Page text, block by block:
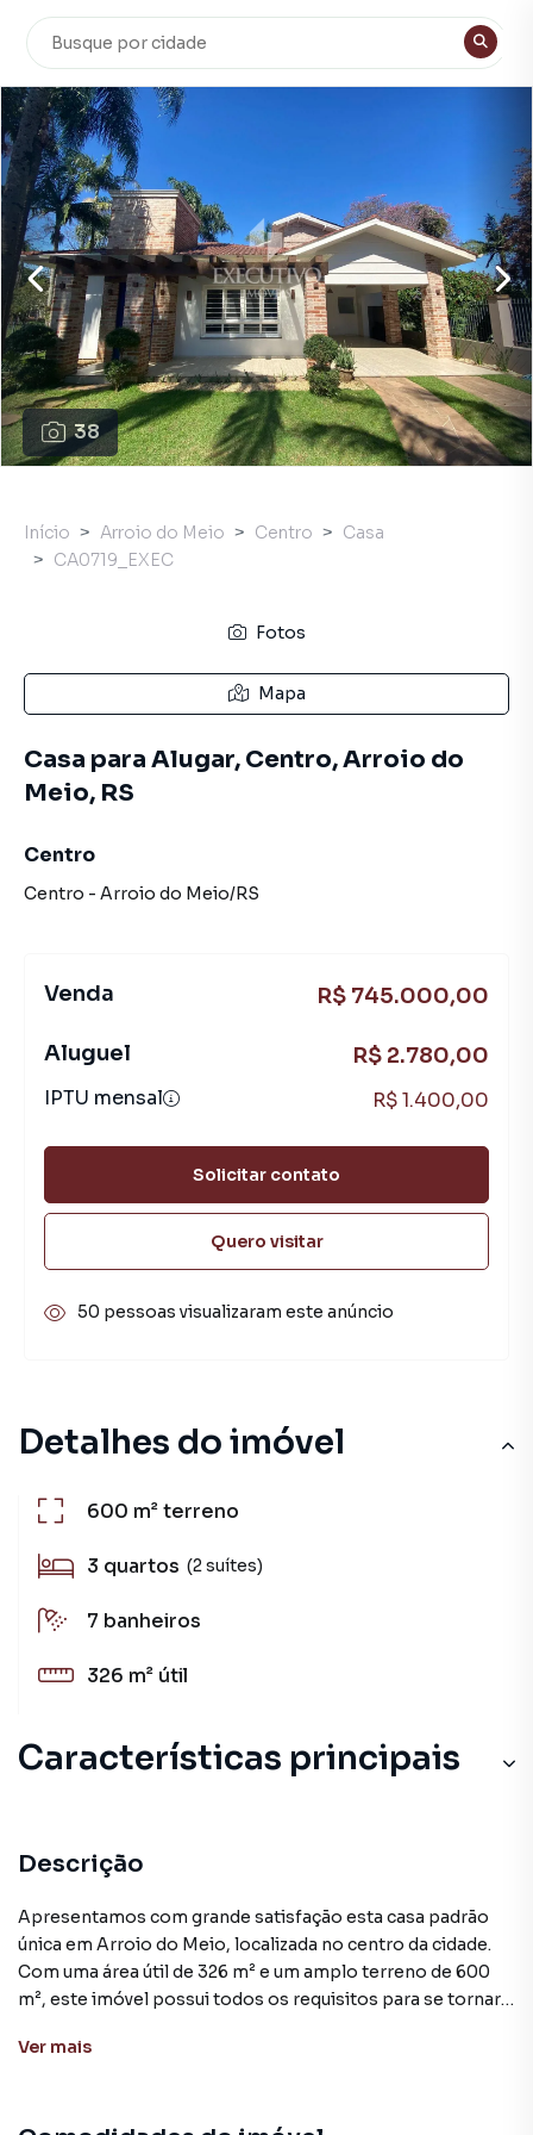
38
Detalhes do imóvel
600 m²terreno
3 quartos (2 suítes)
7 banheiros
326 m² útil
Características principais
Descrição
Apresentamos com grande satisfação esta casa padrão
única em Arroio do Meio, localizada no centro da cidade.
Com uma área útil de 326 m² e um amplo terreno de 600
m², este imóvel possui todos os requisitos para se tornar
Ver mais
Início Arroio do Meio Centro
Casa
CA0719_EXEC
Fotos
Mapa
Casa para Alugar, Centro, Arroio do
Meio, RS
Centro
Centro - Arroio do Meio/RS
Venda R$ 745.000,00
Aluguel R$ 2.780,00
IPTU mensal R$ 1.400,00
Solicitar contato
Quero visitar
50 pessoas visualizaram este anúncio